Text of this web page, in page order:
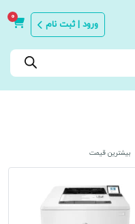
ورود | ثبت نام
0
بیشترین قیمت